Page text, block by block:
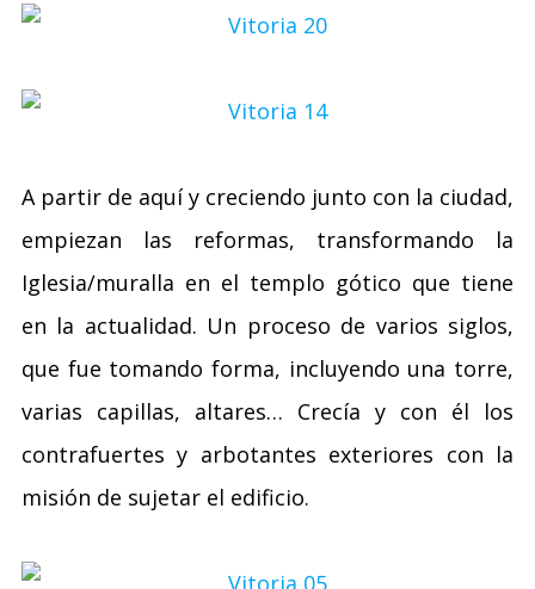
A partir de aquí y creciendo junto con la ciudad,
empiezan las reformas, transformando la
Iglesia/muralla en el templo gótico que tiene
en la actualidad. Un proceso de varios siglos,
que fue tomando forma, incluyendo una torre,
varias capillas, altares… Crecía y con él los
contrafuertes y arbotantes exteriores con la
misión de sujetar el edificio.